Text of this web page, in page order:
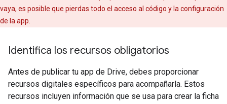
vaya, es posible que pierdas todo el acceso al código y la configuración
de la app.
Identifica los recursos obligatorios
Antes de publicar tu app de Drive, debes proporcionar
recursos digitales específicos para acompañarla. Estos
recursos incluyen información que se usa para crear la ficha